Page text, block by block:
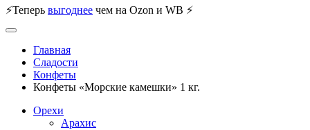
⚡Теперь выгоднее чем на Ozon и WB ⚡
Главная
Сладости
Конфеты
Конфеты «Морские камешки» 1 кг.
Орехи
Арахис